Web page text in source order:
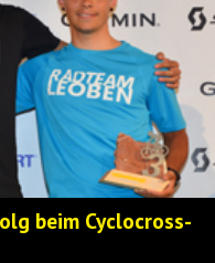
beim Cyclocross-